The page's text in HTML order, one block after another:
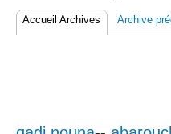
Accueil Archives Archive